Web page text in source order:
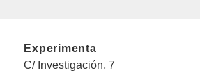
Experimenta
C/ Investigación, 7